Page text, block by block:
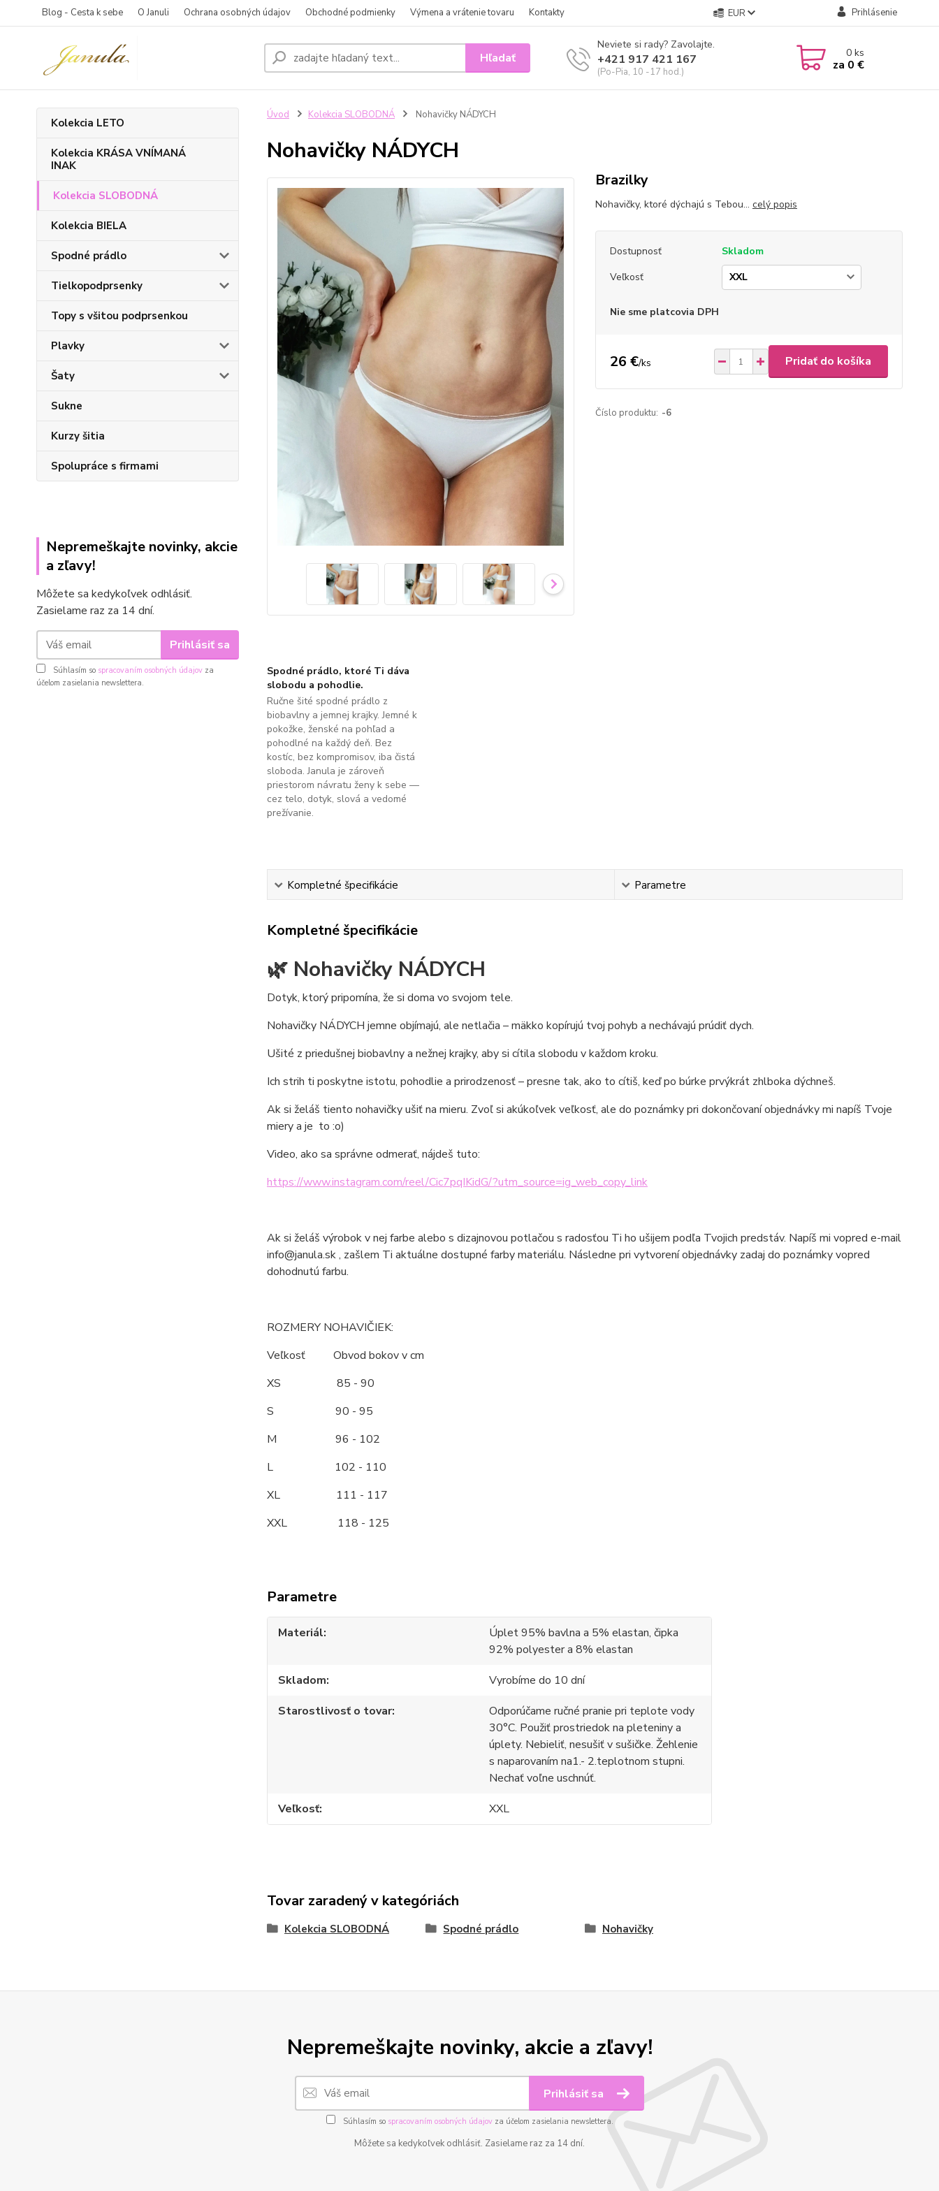
Blog - Cesta k sebe O Januli Ochrana osobných údajov Obchodné podmienky Výmena a vrátenie tovaru Kontakty EUR Prihlásenie
Hľadať
Neviete si rady? Zavolajte.
+421 917 421 167
(Po-Pia, 10 -17 hod.)
0ks
za 0 €
Kolekcia LETO
Kolekcia KRÁSA VNÍMANÁ
INAK
Kolekcia SLOBODNÁ
Kolekcia BIELA
Spodné prádlo
Tielkopodprsenky
Topy s všitou podprsenkou
Plavky
Šaty
Sukne
Kurzy šitia
Spolupráce s firmami
Nepremeškajte novinky, akcie
a zľavy!
Môžete sa kedykoľvek odhlásiť.
Zasielame raz za 14 dní.
Prihlásiť sa
Súhlasím so spracovaním osobných údajov za
účelom zasielania newslettera.
Úvod Kolekcia SLOBODNÁ Nohavičky NÁDYCH
Nohavičky NÁDYCH
Brazilky
Nohavičky, ktoré dýchajú s Tebou... celý popis
Dostupnosť
Skladom
Veľkosť
Nie sme platcovia DPH
26 €/ks Pridať do košíka
Číslo produktu: -6
Spodné prádlo, ktoré Ti dáva
slobodu a pohodlie.
Ručne šité spodné prádlo z
biobavlny a jemnej krajky. Jemné k
pokožke, ženské na pohľad a
pohodlné na každý deň. Bez
kostíc, bez kompromisov, iba čistá
sloboda. Janula je zároveň
priestorom návratu ženy k sebe —
cez telo, dotyk, slová a vedomé
prežívanie.
Kompletné špecifikácie Parametre
Kompletné špecifikácie
🌿 Nohavičky NÁDYCH
Dotyk, ktorý pripomína, že si doma vo svojom tele.
Nohavičky NÁDYCH jemne objímajú, ale netlačia – mäkko kopírujú tvoj pohyb a nechávajú prúdiť dych.
Ušité z priedušnej biobavlny a nežnej krajky, aby si cítila slobodu v každom kroku.
Ich strih ti poskytne istotu, pohodlie a prirodzenosť – presne tak, ako to cítiš, keď po búrke prvýkrát zhlboka dýchneš.
Ak si želáš tiento nohavičky ušiť na mieru. Zvoľ si akúkoľvek veľkosť, ale do poznámky pri dokončovaní objednávky mi napíš Tvoje
miery a je to :o)
Video, ako sa správne odmerať, nájdeš tuto:
https://www.instagram.com/reel/Cic7pqIKidG/?utm_source=ig_web_copy_link
Ak si želáš výrobok v nej farbe alebo s dizajnovou potlačou s radosťou Ti ho ušijem podľa Tvojich predstáv. Napíš mi vopred e-mail
info@janula.sk , zašlem Ti aktuálne dostupné farby materiálu. Následne pri vytvorení objednávky zadaj do poznámky vopred
dohodnutú farbu.
ROZMERY NOHAVIČIEK:
Veľkosť Obvod bokov v cm
XS 85 - 90
S 90 - 95
M 96 - 102
L 102 - 110
XL 111 - 117
XXL 118 - 125
Parametre
Materiál
Úplet 95% bavlna a 5% elastan, čipka
92% polyester a 8% elastan
Skladom
Vyrobíme do 10 dní
Starostlivosť o tovar
Odporúčame ručné pranie pri teplote vody
30°C. Použiť prostriedok na pleteniny a
úplety. Nebieliť, nesušiť v sušičke. Žehlenie
s naparovaním na1.- 2.teplotnom stupni.
Nechať voľne uschnúť.
Veľkosť
XXL
Tovar zaradený v kategóriách
Kolekcia SLOBODNÁ Spodné prádlo Nohavičky
Nepremeškajte novinky, akcie a zľavy!
Prihlásiť sa
Súhlasím so spracovaním osobných údajovza účelom zasielania newslettera.
Môžete sa kedykoľvek odhlásiť. Zasielame raz za 14 dní.